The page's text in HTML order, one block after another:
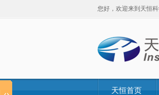
您好，欢迎来到天恒
天恒首页